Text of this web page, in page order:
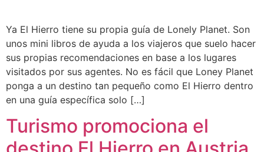
Ya El Hierro tiene su propia guía de Lonely Planet. Son
unos mini libros de ayuda a los viajeros que suelo hacer
sus propias recomendaciones en base a los lugares
visitados por sus agentes. No es fácil que Loney Planet
ponga a un destino tan pequeño como El Hierro dentro
en una guía específica solo […]
Turismo promociona el